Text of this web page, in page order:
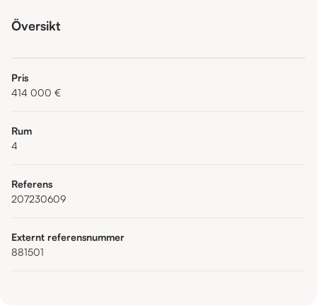
Översikt
Pris
414 000 €
Rum
4
Referens
207230609
Externt referensnummer
881501